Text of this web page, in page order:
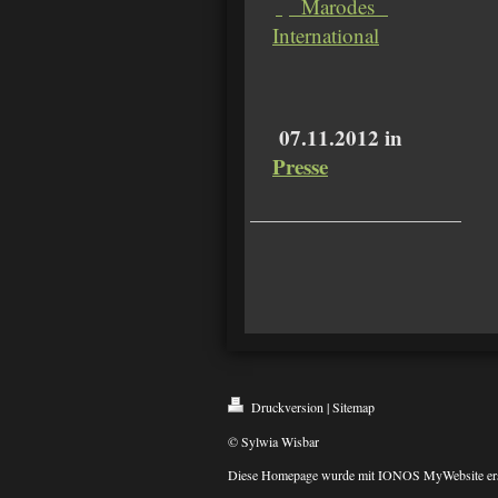
Marodes
International
07.11.2012 in
Presse
Druckversion | Sitemap
© Sylwia Wisbar
Diese Homepage wurde mitIONOS MyWebsite